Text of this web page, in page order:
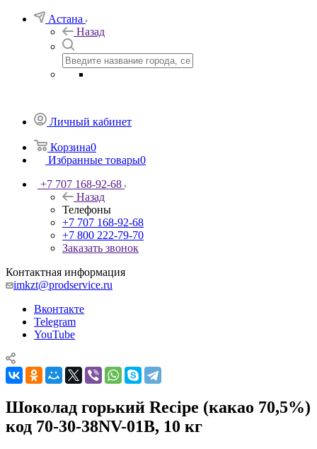
Астана
Назад
Личный кабинет
Корзина0
Избранные товары0
+7 707 168-92-68
Назад
Телефоны
+7 707 168-92-68
+7 800 222-79-70
Заказать звонок
Контактная информация
imkzt@prodservice.ru
Вконтакте
Telegram
YouTube
Шоколад горький Recipe (какао 70,5%)
код 70-30-38NV-01B, 10 кг